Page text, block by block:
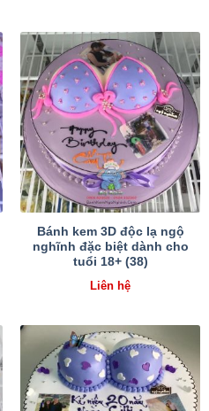
Bánh kem 3D độc lạ ngộ
nghĩnh đặc biệt dành cho
tuổi 18+ (38)
Liên hệ